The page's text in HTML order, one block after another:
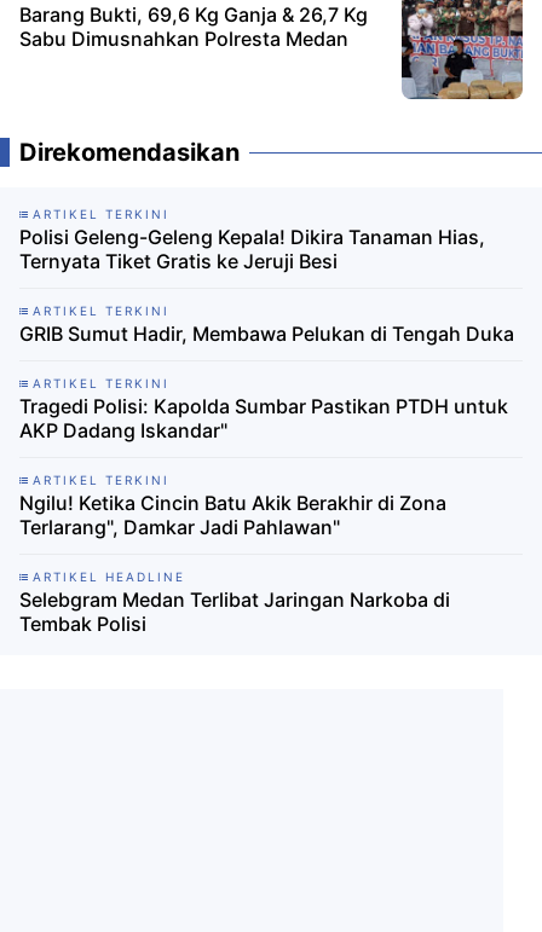
Barang Bukti, 69,6 Kg Ganja & 26,7 Kg
Sabu Dimusnahkan Polresta Medan
Direkomendasikan
ARTIKEL TERKINI
Polisi Geleng-Geleng Kepala! Dikira Tanaman Hias,
Ternyata Tiket Gratis ke Jeruji Besi
ARTIKEL TERKINI
GRIB Sumut Hadir, Membawa Pelukan di Tengah Duka
ARTIKEL TERKINI
Tragedi Polisi: Kapolda Sumbar Pastikan PTDH untuk
AKP Dadang Iskandar"
ARTIKEL TERKINI
Ngilu! Ketika Cincin Batu Akik Berakhir di Zona
Terlarang", Damkar Jadi Pahlawan"
ARTIKEL HEADLINE
Selebgram Medan Terlibat Jaringan Narkoba di
Tembak Polisi